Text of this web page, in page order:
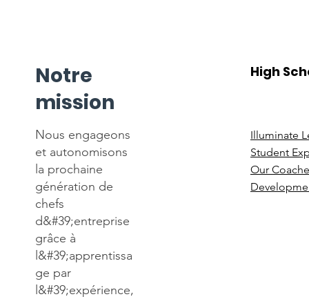
Notre
mission
Nous engageons
et autonomisons
la prochaine
génération de
chefs
d&#39;entreprise
grâce à
l&#39;apprentissa
ge par
l&#39;expérience,
High
Illuminate
Student
Our